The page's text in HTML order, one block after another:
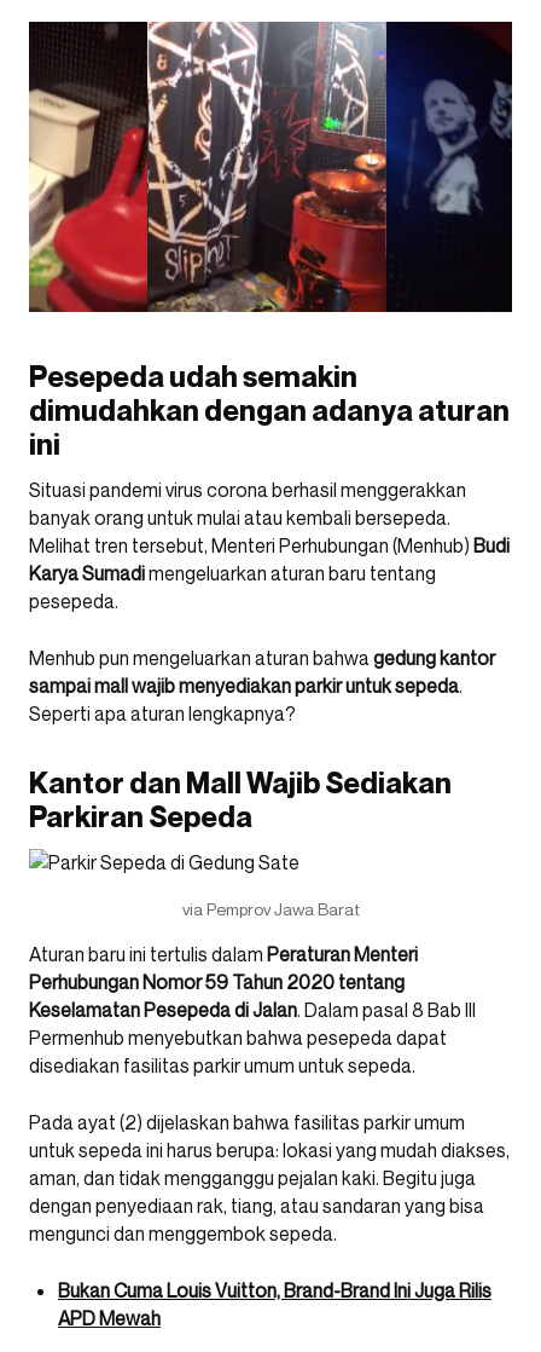
Pesepeda udah semakin
dimudahkan dengan adanya aturan
ini
Situasi pandemi virus corona berhasil menggerakkan
banyak orang untuk mulai atau kembali bersepeda.
Melihat tren tersebut, Menteri Perhubungan (Menhub) Budi
Karya Sumadimengeluarkan aturan baru tentang
pesepeda.
Menhub pun mengeluarkan aturan bahwagedung kantor
sampai mall wajib menyediakan parkir untuk sepeda.
Seperti apa aturan lengkapnya?
Kantor dan Mall Wajib Sediakan
Parkiran Sepeda
via Pemprov Jawa Barat
Aturan baru ini tertulis dalam Peraturan Menteri
Perhubungan Nomor 59 Tahun 2020 tentang
Keselamatan Pesepeda di Jalan. Dalam pasal 8 Bab III
Permenhub menyebutkan bahwa pesepeda dapat
disediakan fasilitas parkir umum untuk sepeda.
Pada ayat (2) dijelaskan bahwa fasilitas parkir umum
untuk sepeda ini harus berupa: lokasi yang mudah diakses,
aman, dan tidak mengganggu pejalan kaki. Begitu juga
dengan penyediaan rak, tiang, atau sandaran yang bisa
mengunci dan menggembok sepeda.
Bukan Cuma Louis Vuitton, Brand-Brand Ini Juga Rilis
APD Mewah